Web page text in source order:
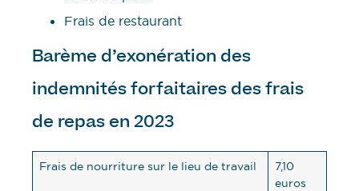
Frais de restaurant
Barème d’exonération des
indemnités forfaitaires des frais
de repas en 2023
Frais de nourriture sur le lieu de travail
7,10
euros